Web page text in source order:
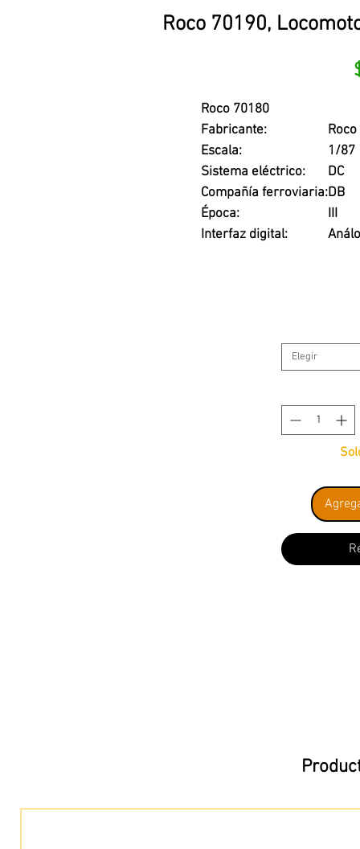
Roco 70190,
Roco 70180
Fabricante:
Roco
Escala:
1/87
Sistema eléctrico:
DC
Compañía ferroviaria:DB
Época:
III
Interfaz digital:
Elegir